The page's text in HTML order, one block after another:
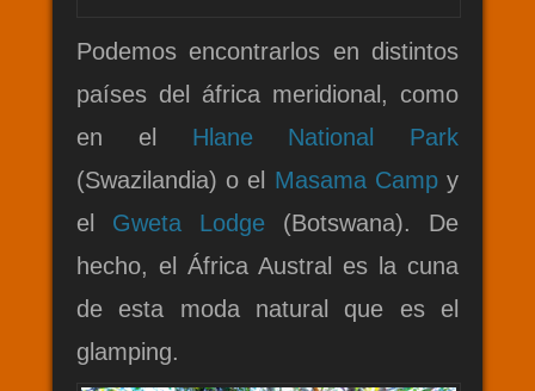
Podemos encontrarlos en distintos
países del áfrica meridional, como
en el Hlane National Park
(Swazilandia) o el Masama Campy
el Gweta Lodge (Botswana). De
hecho, el África Austral es la cuna
de esta moda natural que es el
glamping.